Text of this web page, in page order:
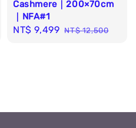
Cashmere｜200×70cm
｜NFA#1
Sale
NT$ 9,499 Regular
NT$ 12,500